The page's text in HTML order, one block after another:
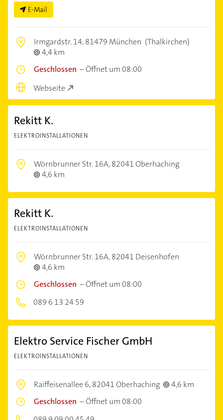
E-Mail
Irmgardstr. 14,81479 München (Thalkirchen)
4,4 km
Geschlossen –Öffnet um 08:00
Webseite
Rekitt K.
ELEKTROINSTALLATIONEN
Wörnbrunner Str. 16A,82041 Oberhaching
4,6 km
Rekitt K.
ELEKTROINSTALLATIONEN
Wörnbrunner Str. 16A,82041 Deisenhofen
4,6 km
Geschlossen –Öffnet um 08:00
089 6 13 24 59
Elektro Service Fischer GmbH
ELEKTROINSTALLATIONEN
Raiffeisenallee 6,82041 Oberhaching
4,6 km
Geschlossen –Öffnet um 08:00